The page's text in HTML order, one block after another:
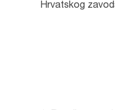
Hrvatskog